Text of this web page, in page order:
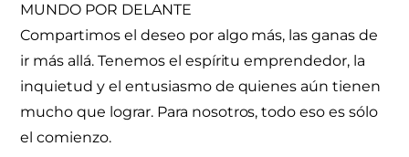
MUNDO POR DELANTE
Compartimos el deseo por algo más, las ganas de
ir más allá. Tenemos el espíritu emprendedor, la
inquietud y el entusiasmo de quienes aún tienen
mucho que lograr. Para nosotros, todo eso es sólo
el comienzo.